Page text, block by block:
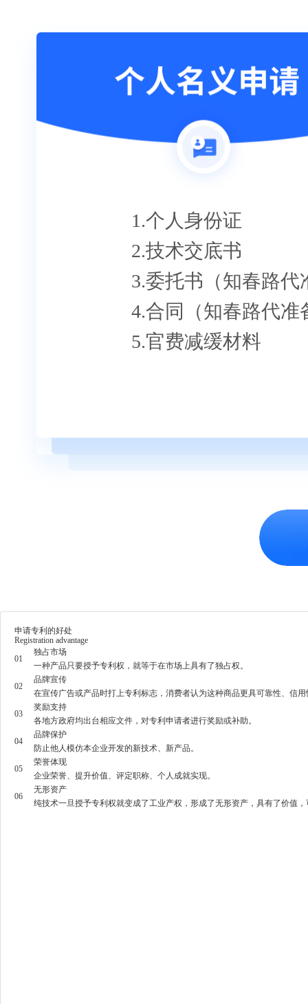
1.个人身份证
2.技术交底书
3.委托书（知春路代
4.合同（知春路代准
5.官费减缓材料
申请专利的好处
Registration advantage
01
独占市场
一种产品只要授予专利权，就等于在市场上具有了独占权。
02
品牌宣传
在宣传广告或产品时打上专利标志，消费者认为这种商品更具可靠性、信
03
奖励支持
各地方政府均出台相应文件，对专利申请者进行奖励或补助。
04
品牌保护
防止他人模仿本企业开发的新技术、新产品。
05
荣誉体现
企业荣誉、提升价值、评定职称、个人成就实现。
06
无形资产
纯技术一旦授予专利权就变成了工业产权，形成了无形资产，具有了价值